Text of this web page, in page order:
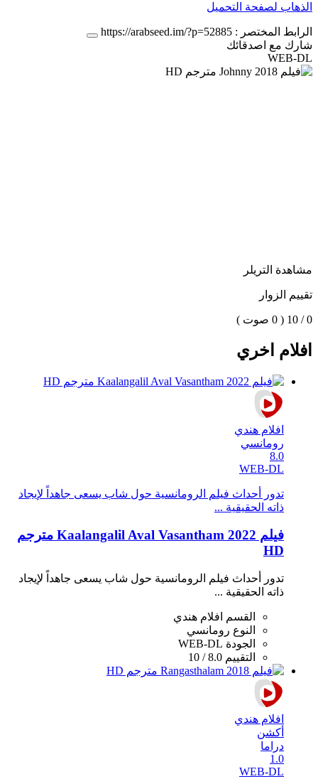
الذهاب لصفحة التحميل
الرابط المختصر : https://arabseed.im/?p=52885
شارك مع اصدقائك
WEB-DL
مشاهدة التريلر
تقييم الزوار
0 / 10 ( 0 صوت )
افلام اخري
افلام هندي
رومانسي
8.0
WEB-DL
تدور أحداث فيلم الرومانسية حول شاب يسعى جاهداً لإيجاد
ذاته الحقيقية ...
فيلم Kaalangalil Aval Vasantham 2022 مترجم
HD
تدور أحداث فيلم الرومانسية حول شاب يسعى جاهداً لإيجاد
ذاته الحقيقية ...
القسم
افلام هندي
النوع رومانسي
الجودة WEB-DL
التقييم 8.0 / 10
افلام هندي
أكشن
دراما
1.0
WEB-DL